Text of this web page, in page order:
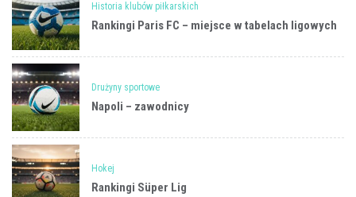
Historia klubów piłkarskich
Rankingi Paris FC – miejsce w tabelach ligowych
Drużyny sportowe
Napoli – zawodnicy
Hokej
Rankingi Süper Lig